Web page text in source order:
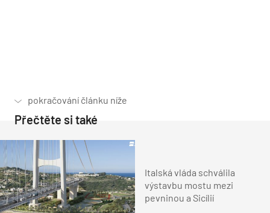
Přečtěte si také
Italská vláda schválila
výstavbu mostu mezi
pevninou a Sicílií